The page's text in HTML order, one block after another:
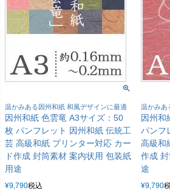
温かみある因州和紙 和風デザインに最適
因州和紙 色雲竜 A3サイズ：50
枚 パンフレット 因州和紙 伝統工
芸 高級和紙 プリンター対応 カー
ド作成 封筒素材 案内状用 包装紙
用途
¥9,790税込
温かみあ
因州和
パンフ
高級和
作成
途
¥9,790